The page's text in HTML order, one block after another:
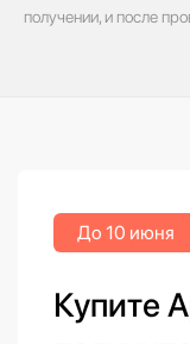
получении, и после
До 10 июня
Купите